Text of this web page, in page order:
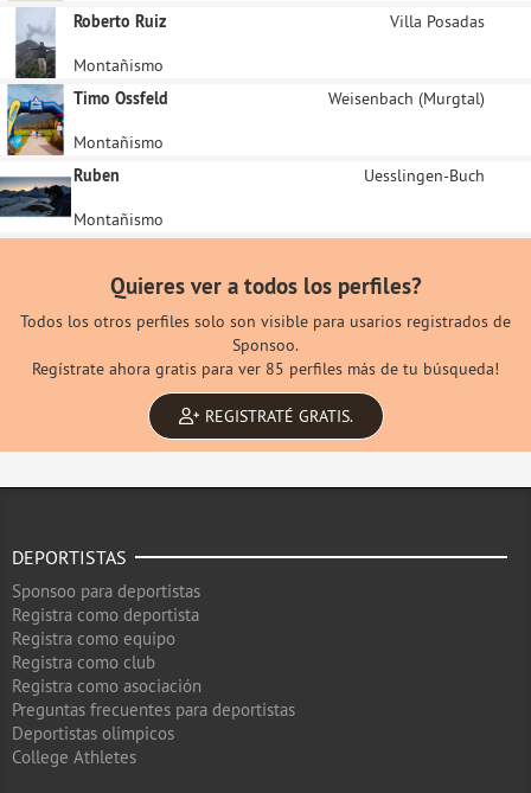
Roberto Ruiz
Villa Posadas
Montañismo
Timo Ossfeld
Weisenbach (Murgtal)
Montañismo
Ruben
Uesslingen-Buch
Montañismo
Quieres ver a todos los perfiles?
Todos los otros perfiles solo son visible para usarios registrados de
Sponsoo.
Regístrate ahora gratis para ver 85 perfiles más de tu búsqueda!
REGISTRATÉ GRATIS.
DEPORTISTAS
Sponsoo para deportistas
Registra como deportista
Registra como equipo
Registra como club
Registra como asociación
Preguntas frecuentes para deportistas
Deportistas olimpicos
College Athletes